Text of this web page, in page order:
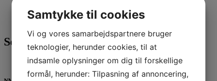
Tursejlere(61)
Ungdom(137)
Seneste 3 indlæg
Samtykke til cookies
Vi og vores samarbejdspartnere bruger
teknologier, herunder cookies, til at
indsamle oplysninger om dig til forskellige
formål, herunder: Tilpasning af annoncering,